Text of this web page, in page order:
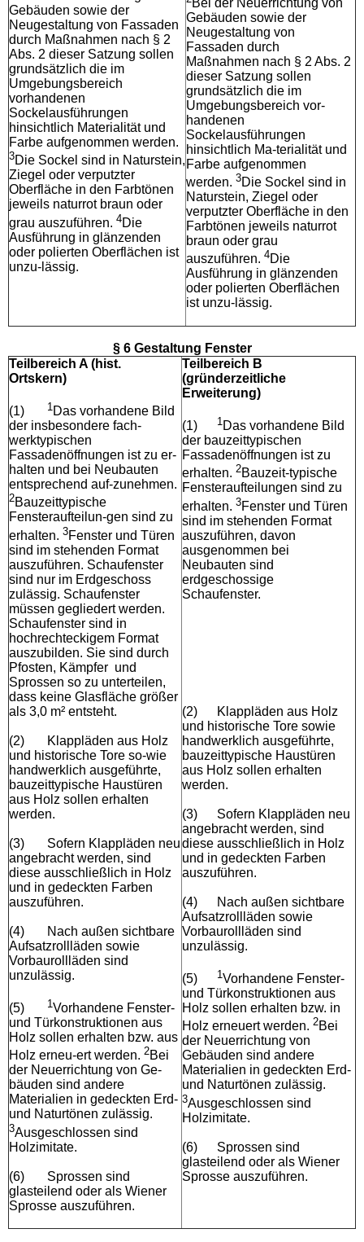
Gebäuden sowie der
Neugestaltung von Fassaden
durch Maßnahmen nach § 2
Abs. 2 dieser Satzung sollen
grundsätzlich die im
Umgebungsbereich
vorhandenen
Sockelausführungen
hinsichtlich Materialität und
Farbe aufgenommen werden.
3Die Sockel sind in Naturstein,
Ziegel oder verputzter
Oberfläche in den Farbtönen
jeweils naturrot braun oder
grau auszuführen. 4Die
Ausführung in glänzenden
oder polierten Oberflächen ist
unzu-lässig.
Gebäuden sowie der
Neugestaltung von
Fassaden durch
Maßnahmen nach § 2 Abs. 2
dieser Satzung sollen
grundsätzlich die im
Umgebungsbereich vor-
handenen
Sockelausführungen
hinsichtlich Ma-terialität und
Farbe aufgenommen
werden. 3Die Sockel sind in
Naturstein, Ziegel oder
verputzter Oberfläche in den
Farbtönen jeweils naturrot
braun oder grau
auszuführen. 4Die
Ausführung in glänzenden
oder polierten Oberflächen
ist unzu-lässig.
§ 6 Gestaltung Fenster
Teilbereich A (hist.
Ortskern)
(1) 1 Das vorhandene Bild
der insbesondere fach-
werktypischen
Fassadenöffnungen ist zu er-
halten und bei Neubauten
entsprechend auf-zunehmen.
2Bauzeittypische
Fensteraufteilun-gen sind zu
erhalten. 3Fenster und Türen
sind im stehenden Format
auszuführen. Schaufenster
sind nur im Erdgeschoss
zulässig. Schaufenster
müssen gegliedert werden.
Schaufenster sind in
hochrechteckigem Format
auszubilden. Sie sind durch
Pfosten, Kämpfer und
Sprossen so zu unterteilen,
dass keine Glasfläche größer
als 3,0 m² entsteht.
(2)
Klappläden aus Holz
und historische Tore so-wie
handwerklich ausgeführte,
bauzeittypische Haustüren
aus Holz sollen erhalten
werden.
(3)
Sofern Klappläden neu
angebracht werden, sind
diese ausschließlich in Holz
und in gedeckten Farben
auszuführen.
(4)
Nach außen sichtbare
Aufsatzrollläden sowie
Vorbaurollläden sind
unzulässig.
(5) 1 Vorhandene Fenster-
und Türkonstruktionen aus
Holz sollen erhalten bzw. aus
Holz erneu-ert werden. 2Bei
der Neuerrichtung von Ge-
bäuden sind andere
Materialien in gedeckten Erd-
und Naturtönen zulässig.
3Ausgeschlossen sind
Holzimitate.
(6)
Sprossen sind
glasteilend oder als Wiener
Sprosse auszuführen.
Teilbereich B
(gründerzeitliche
Erweiterung)
(1) 1 Das vorhandene Bild
der bauzeittypischen
Fassadenöffnungen ist zu
erhalten. 2Bauzeit-typische
Fensteraufteilungen sind zu
erhalten. 3Fenster und Türen
sind im stehenden Format
auszuführen, davon
ausgenommen bei
Neubauten sind
erdgeschossige
Schaufenster.
(2)
Klappläden aus Holz
und historische Tore sowie
handwerklich ausgeführte,
bauzeittypische Haustüren
aus Holz sollen erhalten
werden.
(3)
Sofern Klappläden neu
angebracht werden, sind
diese ausschließlich in Holz
und in gedeckten Farben
auszuführen.
(4)
Nach außen sichtbare
Aufsatzrollläden sowie
Vorbaurollläden sind
unzulässig.
(5) 1 Vorhandene Fenster-
und Türkonstruktionen aus
Holz sollen erhalten bzw. in
Holz erneuert werden. 2Bei
der Neuerrichtung von
Gebäuden sind andere
Materialien in gedeckten Erd-
und Naturtönen zulässig.
3Ausgeschlossen sind
Holzimitate.
(6)
Sprossen sind
glasteilend oder als Wiener
Sprosse auszuführen.